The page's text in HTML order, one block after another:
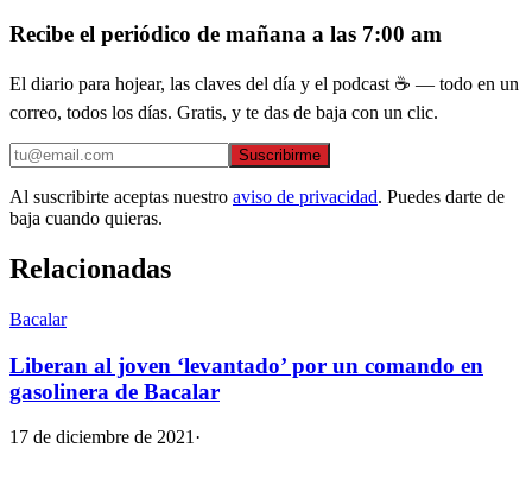
Recibe el periódico de mañana a las 7:00 am
El diario para hojear, las claves del día y el podcast ☕ — todo en un
correo, todos los días. Gratis, y te das de baja con un clic.
Suscribirme
Al suscribirte aceptas nuestro aviso de privacidad. Puedes darte de
baja cuando quieras.
Relacionadas
Bacalar
Liberan al joven ‘levantado’ por un comando en
gasolinera de Bacalar
17 de diciembre de 2021 ·